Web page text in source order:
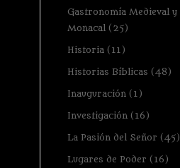
Gastronomía Medieval y
Monacal (25)
Historia (11)
Historias Bíblicas (48)
Inauguración (1)
Investigación (16)
La Pasión del Señor (45)
Lugares de Poder (16)